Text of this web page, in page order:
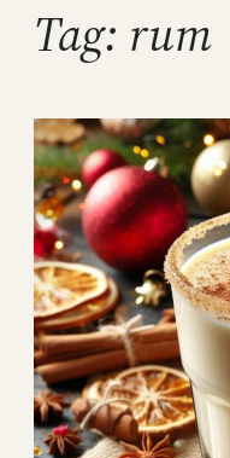
Tag: rum